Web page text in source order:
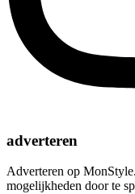
adverteren
Adverteren op
mogelijkheden door te